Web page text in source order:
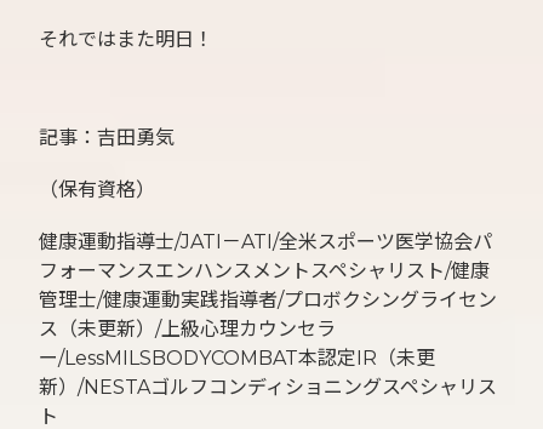
それではまた明日！
記事：吉田勇気
（保有資格）
健康運動指導士/JATI－ATI/全米スポーツ医学協会パ
フォーマンスエンハンスメントスペシャリスト/健康
管理士/健康運動実践指導者/プロボクシングライセン
ス（未更新）/上級心理カウンセラ
ー/LessMILSBODYCOMBAT本認定IR（未更
新）/NESTAゴルフコンディショニングスペシャリス
ト